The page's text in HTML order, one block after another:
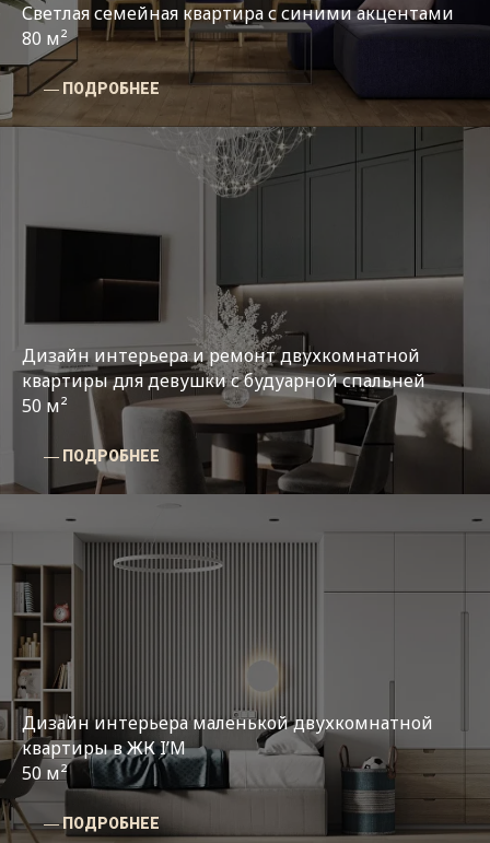
Светлая семейная квартира с синими акцентами
80 м²
― ПОДРОБНЕЕ
Дизайн интерьера и ремонт двухкомнатной
квартиры для девушки с будуарной спальней
50 м²
― ПОДРОБНЕЕ
Дизайн интерьера маленькой двухкомнатной
квартиры в ЖК I’M
50 м²
― ПОДРОБНЕЕ